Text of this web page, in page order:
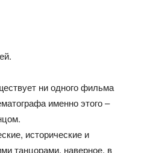
ни одного фильма
именно этого –
исторические и
танцорами, наверное, в